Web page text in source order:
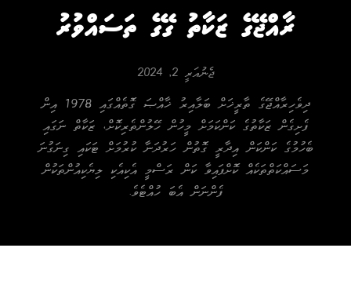
ރާއްޖޭގެ ޒަކާތު ގޭގެ ތަސައްވުރު
ޖެނުއަރީ 2, 2024
ދިވެހިރާއްޖޭގެ ތާރީޚަށް ބަލާއިރު ޚާއްޞަ ގޮތެއްގައި 1978 އިން
ފެށިގެން ޒަކާތުގެ ކަންކަމަށް މީހުން ހޭލުންތެރިކޮށް، ޒަކާތް ނަގައި
ބެހުމުގެ ކަންކަން އިދާރީ ގޮތުން ހަރުދަނާ ކުރުމަށް ޓަކައި ގިނަގުނަ
މަސައްކަތްތަކެއް ކޮށްފައިވާ ކަން ރަސްމީ އެކިއެކި ލިޔެކިއުންތަކުން
ފެންނަން އެބަ ހުއްޓެވެ.